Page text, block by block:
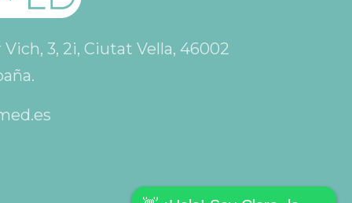
3, 2i, Ciutat Vella, 46002